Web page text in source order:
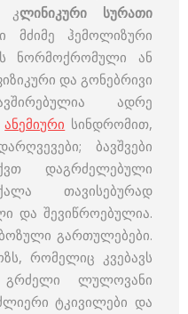
კლინიკური სურათი
მძიმე ჰემოლიზური
ნორმოქრომული ან
და გონებრივი
ადრე
ანემიური სინდრომით,
ბავშვები
დაგრძელებული
თავისებურად
და შევიწროებულია.
გართულებები.
რომელიც კვებავს
ლულოვანი
ტკივილები და